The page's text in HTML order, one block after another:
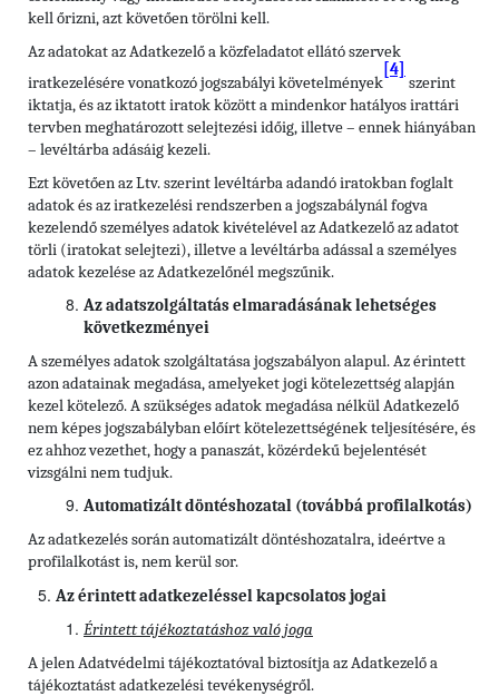
kell őrizni, azt követően törölni kell.
Az adatokat az Adatkezelő a közfeladatot ellátó szervek
iratkezelésére vonatkozó jogszabályi követelmények
[4]
szerint
iktatja, és az iktatott iratok között a mindenkor hatályos irattári
tervben meghatározott selejtezési időig, illetve – ennek hiányában
– levéltárba adásáig kezeli.
Ezt követően az Ltv. szerint levéltárba adandó iratokban foglalt
adatok és az iratkezelési rendszerben a jogszabálynál fogva
kezelendő személyes adatok kivételével az Adatkezelő az adatot
törli (iratokat selejtezi), illetve a levéltárba adással a személyes
adatok kezelése az Adatkezelőnél megszűnik.
Az adatszolgáltatás elmaradásának lehetséges
következményei
A személyes adatok szolgáltatása jogszabályon alapul. Az érintett
azon adatainak megadása, amelyeket jogi kötelezettség alapján
kezel kötelező. A szükséges adatok megadása nélkül Adatkezelő
nem képes jogszabályban előírt kötelezettségének teljesítésére, és
ez ahhoz vezethet, hogy a panaszát, közérdekű bejelentését
vizsgálni nem tudjuk.
Automatizált döntéshozatal (továbbá profilalkotás)
Az adatkezelés során automatizált döntéshozatalra, ideértve a
profilalkotást is, nem kerül sor.
Az érintett adatkezeléssel kapcsolatos jogai
Érintett tájékoztatáshoz való joga
A jelen Adatvédelmi tájékoztatóval biztosítja az Adatkezelő a
tájékoztatást adatkezelési tevékenységről.